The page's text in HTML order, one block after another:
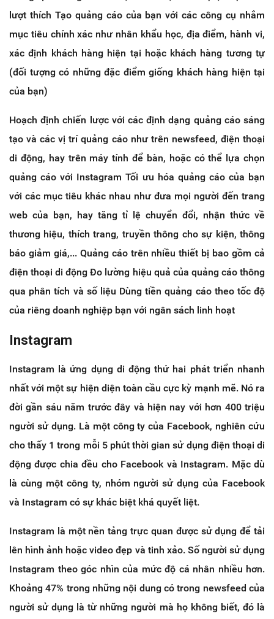
lượt thích Tạo quảng cáo của bạn với các công cụ nhắm
mục tiêu chính xác như nhân khẩu học, địa điểm, hành vi,
xác định khách hàng hiện tại hoặc khách hàng tương tự
(đối tượng có những đặc điểm giống khách hàng hiện tại
của bạn)
Hoạch định chiến lược với các định dạng quảng cáo sáng
tạo và các vị trí quảng cáo như trên newsfeed, điện thoại
di động, hay trên máy tính để bàn, hoặc có thể lựa chọn
quảng cáo với Instagram Tối ưu hóa quảng cáo của bạn
với các mục tiêu khác nhau như đưa mọi người đến trang
web của bạn, hay tăng tỉ lệ chuyển đổi, nhận thức về
thương hiệu, thích trang, truyền thông cho sự kiện, thông
báo giảm giá,... Quảng cáo trên nhiều thiết bị bao gồm cả
điện thoại di động Đo lường hiệu quả của quảng cáo thông
qua phân tích và số liệu Dùng tiền quảng cáo theo tốc độ
của riêng doanh nghiệp bạn với ngân sách linh hoạt
Instagram
Instagram là ứng dụng di động thứ hai phát triển nhanh
nhất với một sự hiện diện toàn cầu cực kỳ mạnh mẽ. Nó ra
đời gần sáu năm trước đây và hiện nay với hơn 400 triệu
người sử dụng. Là một công ty của Facebook, nghiên cứu
cho thấy 1 trong mỗi 5 phút thời gian sử dụng điện thoại di
động được chia đều cho Facebook và Instagram. Mặc dù
là cùng một công ty, nhóm người sử dụng của Facebook
và Instagram có sự khác biệt khá quyết liệt.
Instagram là một nền tảng trực quan được sử dụng để tải
lên hình ảnh hoặc video đẹp và tinh xảo. Số người sử dụng
Instagram theo góc nhìn của mức độ cá nhân nhiều hơn.
Khoảng 47% trong những nội dung có trong newsfeed của
người sử dụng là từ những người mà họ không biết, đó là